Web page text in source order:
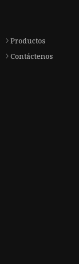
Productos
Contáctenos